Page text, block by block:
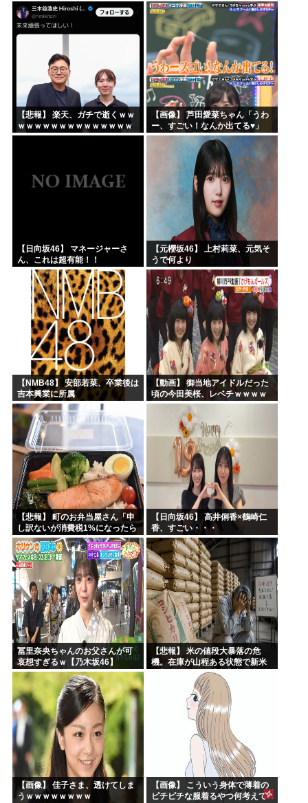
ｗｗｗｗｗ 上手すぎる！！！【乃木坂46】
【悲報】 楽天、ガチで逝くｗｗ
ｗｗｗｗｗｗｗｗｗｗｗｗｗｗ
ｗｗｗｗ
【画像】 芦田愛菜ちゃん「うわ
ー、すごい！なんか出てる♥」
【日向坂46】 マネージャーさ
ん、これは超有能！！
【元櫻坂46】 上村莉菜、元気そ
うで何より
【NMB48】 安部若菜、卒業後は
吉本興業に所属
【動画】 御当地アイドルだった
頃の今田美桜、レベチｗｗｗｗ
ｗｗｗｗｗｗｗｗｗｗｗｗｗｗ
【悲報】 町のお弁当屋さん「申
し訳ないが消費税1%になったら
その分商品代を値上げするわ」
【日向坂46】 高井俐香×鶴崎仁
香、すごい・・・
冨里奈央ちゃんのお父さんが可
哀想すぎるｗ【乃木坂46】
【悲報】 米の値段大暴落の危
機。在庫が山程ある状態で新米
の収穫始まる。「米農家が生活
【画像】 佳子さま、透けてしま
うｗｗｗｗｗｗｗｗ
【画像】 こういう身体で薄着の
ピチピチな服着るやつ何考えて